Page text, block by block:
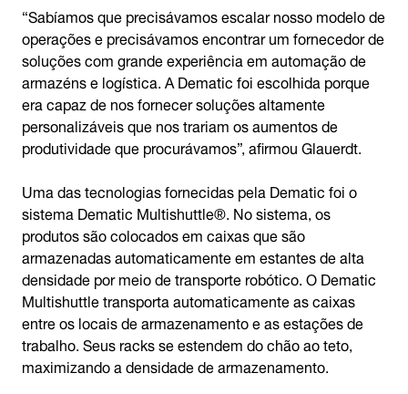
“Sabíamos que precisávamos escalar nosso modelo de
operações e precisávamos encontrar um fornecedor de
soluções com grande experiência em automação de
armazéns e logística. A Dematic foi escolhida porque
era capaz de nos fornecer soluções altamente
personalizáveis que nos trariam os aumentos de
produtividade que procurávamos”, afirmou Glauerdt.
Uma das tecnologias fornecidas pela Dematic foi o
sistema Dematic Multishuttle®. No sistema, os
produtos são colocados em caixas que são
armazenadas automaticamente em estantes de alta
densidade por meio de transporte robótico. O Dematic
Multishuttle transporta automaticamente as caixas
entre os locais de armazenamento e as estações de
trabalho. Seus racks se estendem do chão ao teto,
maximizando a densidade de armazenamento.